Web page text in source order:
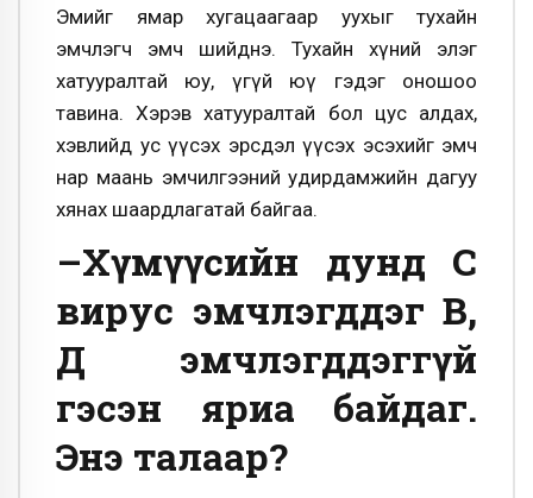
Эмийг ямар хугацаагаар уухыг тухайн
эмчлэгч эмч шийднэ. Тухайн хүний элэг
хатууралтай юу, үгүй юү гэдэг оношоо
тавина. Хэрэв хатууралтай бол цус алдах,
хэвлийд ус үүсэх эрсдэл үүсэх эсэхийг эмч
нар маань эмчилгээний удирдамжийн дагуу
хянах шаардлагатай байгаа.
–Хүмүүсийн дунд С
вирус эмчлэгддэг В,
Д эмчлэгддэггүй
гэсэн яриа байдаг.
Энэ талаар?